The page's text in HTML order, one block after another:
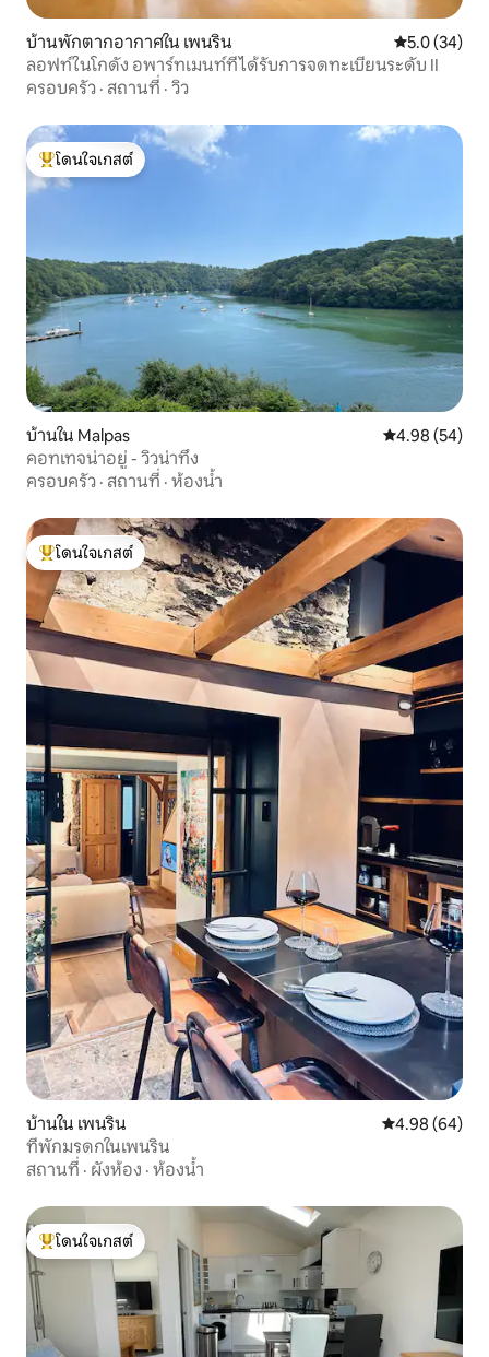
บ้านพักตากอากาศใน เพนริน คะแนนเฉลี่ย
5.0 (34)
ลอฟท์ในโกดัง อพาร์ทเมนท์ที่ได้รับการจดทะเบียนระดับ II
ครอบครัว · สถานที่ · วิว
โดนใจเกสต์ที่สุด
โดนใจเกสต์
บ้านใน Malpas คะแนนเฉลี่ย
4.98 (54)
คอทเทจน่าอยู่ - วิวน่าทึ่ง
ครอบครัว · สถานที่ · ห้องน้ำ
โดนใจเกสต์ที่สุด
โดนใจเกสต์
บ้านใน เพนริน คะแนนเฉลี่ย
4.98 (64)
ที่พักมรดกในเพนริน
สถานที่ · ผังห้อง · ห้องน้ำ
โดนใจเกสต์ที่สุด
โดนใจเกสต์